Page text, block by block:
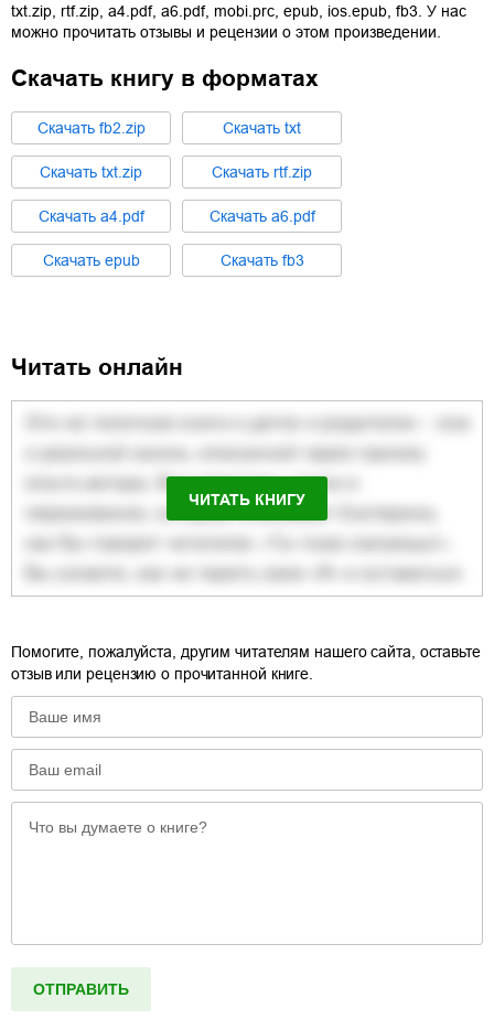
txt.zip rtf.zip a4.pdf, a6.pdf, mobi.prc epub ios.epub fb3 . У нас
можно прочитать отзывы и рецензии о этом произведении.
Скачать книгу в форматах
Cкачать fb2.zip Cкачать txt
Cкачать txt.zip Cкачать rtf.zip
Cкачать a4.pdf Cкачать a6.pdf
Cкачать epub Cкачать fb3
Читать онлайн
ЧИТАТЬ КНИГУ
Помогите, пожалуйста, другим читателям нашего сайта, оставьте
отзыв или рецензию о прочитанной книге.